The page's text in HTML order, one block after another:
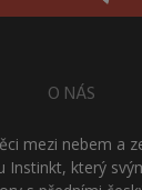
O NÁS
mezi nebem a
Instinkt, který